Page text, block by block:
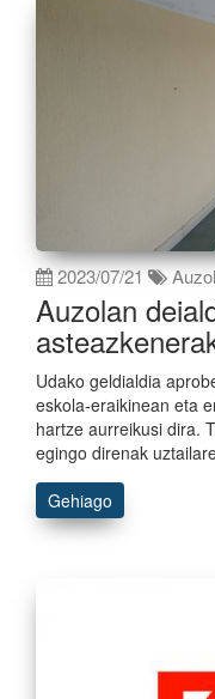
2023/07/21
Auzolan
Udako geldialdia
eskola-eraikinean eta
hartze aurreikusi dira.
egingo direnak
Gehiago